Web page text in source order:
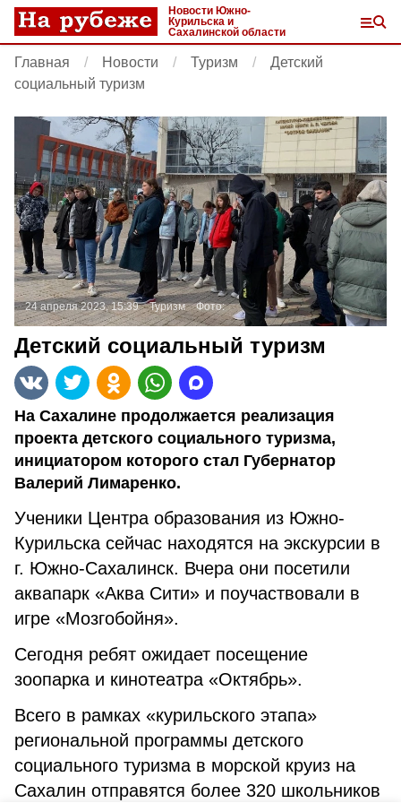
Новости Южно-
Курильска и
Сахалинской области
Главная Новости Туризм
Детский
социальный туризм
24 апреля 2023, 15:39 Туризм Фото:
Детский социальный туризм
На Сахалине продолжается реализация
проекта детского социального туризма,
инициатором которого стал Губернатор
Валерий Лимаренко.
Ученики Центра образования из Южно-
Курильска сейчас находятся на экскурсии в
г. Южно-Сахалинск. Вчера они посетили
аквапарк «Аква Сити» и поучаствовали в
игре «Мозгобойня».
Сегодня ребят ожидает посещение
зоопарка и кинотеатра «Октябрь».
Всего в рамках «курильского этапа»
региональной программы детского
социального туризма в морской круиз на
Сахалин отправятся более 320 школьников